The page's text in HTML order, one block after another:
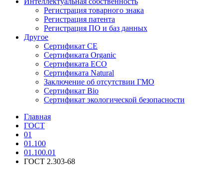
Регистрация товарного знака
Регистрация патента
Регистрация ПО и баз данных
Другое
Сертификат СЕ
Сертификата Organic
Сертификата ECO
Сертификата Natural
Заключение об отсутствии ГМО
Сертификат Bio
Сертификат экологической безопасности
Главная
ГОСТ
01
01.100
01.100.01
ГОСТ 2.303-68